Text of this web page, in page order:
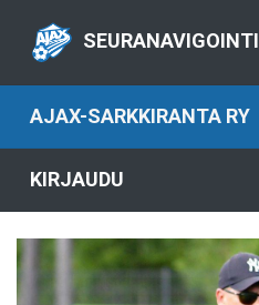
SEURANAVIGOINTI
AJAX-SARKKIRANTA RY
KIRJAUDU